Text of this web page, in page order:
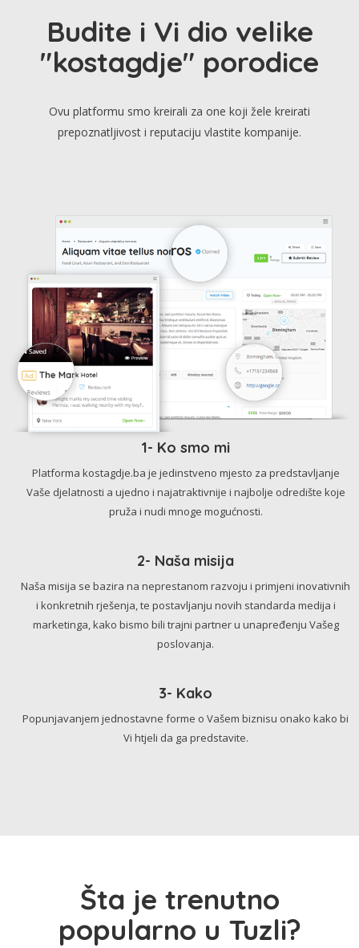
Budite i Vi dio velike
"kostagdje" porodice
Ovu platformu smo kreirali za one koji žele kreirati
prepoznatljivost i reputaciju vlastite kompanije.
1- Ko smo mi
Platforma kostagdje.ba je jedinstveno mjesto za predstavljanje
Vaše djelatnosti a ujedno i najatraktivnije i najbolje odredište koje
pruža i nudi mnoge mogućnosti.
2- Naša misija
Naša misija se bazira na neprestanom razvoju i primjeni inovativnih
i konkretnih rješenja, te postavljanju novih standarda medija i
marketinga, kako bismo bili trajni partner u unapređenju Vašeg
poslovanja.
3- Kako
Popunjavanjem jednostavne forme o Vašem biznisu onako kako bi
Vi htjeli da ga predstavite.
Šta je trenutno
popularno u Tuzli?